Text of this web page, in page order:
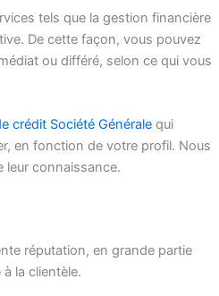
tels que la gestion financière
De cette façon, vous pouvez
ou différé, selon ce qui vous
crédit Société Généralequi
en fonction de votre profil. Nous
leur connaissance.
réputation, en grande partie
la clientèle.